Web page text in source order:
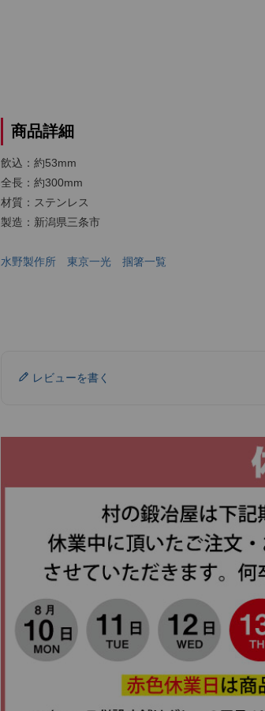
商品詳細
飲込：約53mm
全長：約300mm
材質：ステンレス
製造：新潟県三条市
水野製作所 東京一光 掴箸一覧
レビューを書く